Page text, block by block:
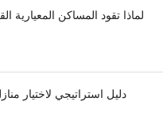
لماذا تقود المساكن المعيارية
دليل استراتيجي لاختيار